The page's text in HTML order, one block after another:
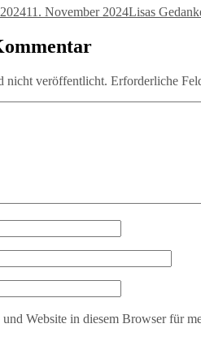
11. November 2024Lisas
nicht veröffentlicht. Erforderliche
Website in diesem Browser für